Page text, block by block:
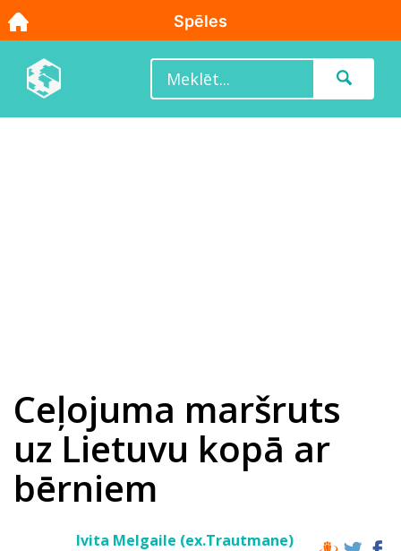
Ceļojuma maršruts
uz Lietuvu kopā ar
bērniem
Ivita Melgaile (ex.Trautmane)